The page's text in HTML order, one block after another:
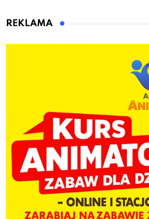
Bolszewie i uderzył w
REKLAMA